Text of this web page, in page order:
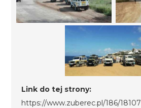
Link do tej strony:
https://www.zuberec.pl/186/18107